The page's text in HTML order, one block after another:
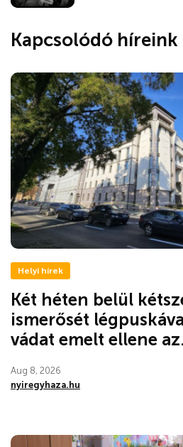
Kapcsolódó híreink
Helyi hírek
Két héten belül
ismerősét
vádat emelt ellene
Aug 8, 2026
nyiregyhaza.hu